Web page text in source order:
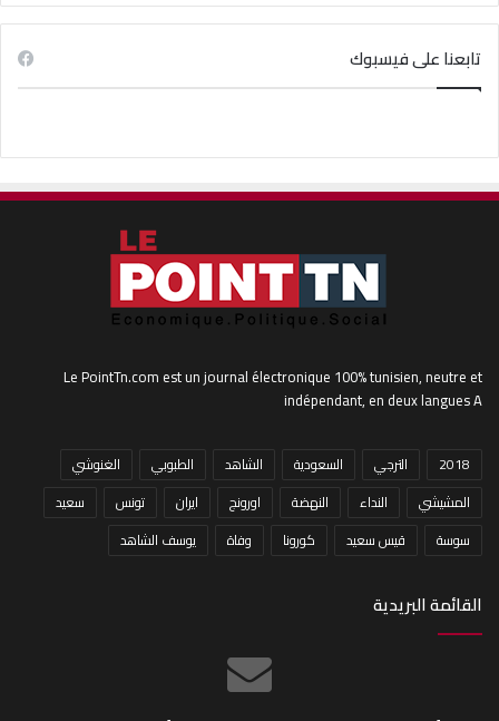
تابعنا على فيسبوك
Le PointTn.com est un journal électronique 100% tunisien, neutre et
indépendant, en deux langues A
2018 الترجي السعودية الشاهد الطبوبي
الغنوشي
المشيشي
النداء النهضة اورونج ايران تونس
سعيد
سوسة
قيس سعيد كورونا وفاة يوسف الشاهد
القائمة البريدية